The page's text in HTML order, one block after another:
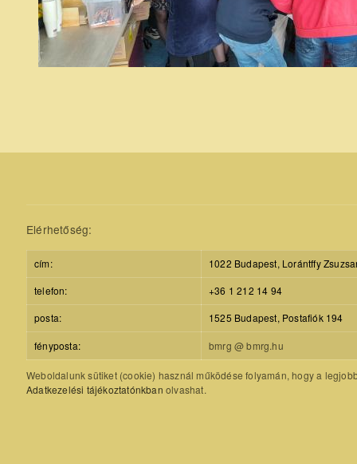
Elérhetőség:
cím:
1022 Budapest, Lorántffy
telefon:
+36 1 212 14 94
posta:
1525 Budapest, Postafiók 194
fényposta: bmrg @ bmrg.hu
Weboldalunk sütiket (cookie) használ működése folyamán, hogy a
Adatkezelési tájékoztatónkban olvashat.